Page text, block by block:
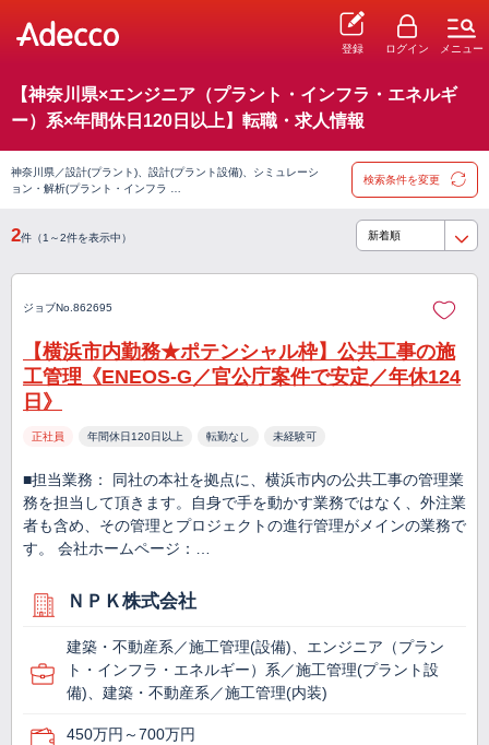
登録 ログイン メニュー
【神奈川県×エンジニア（プラント・インフラ・エネルギ
ー）系×年間休日120日以上】転職・求人情報
神奈川県／設計(プラント)、設計(プラント設備)、シミュレーシ
ョン・解析(プラント・インフラ …
検索条件を変更
2件（1～2件を表示中）
ジョブNo.862695
【横浜市内勤務★ポテンシャル枠】公共工事の施
工管理《ENEOS-G／官公庁案件で安定／年休124
日》
正社員 年間休日120日以上 転勤なし 未経験可
■担当業務： 同社の本社を拠点に、横浜市内の公共工事の管理業
務を担当して頂きます。自身で手を動かす業務ではなく、外注業
者も含め、その管理とプロジェクトの進行管理がメインの業務で
す。 会社ホームページ：…
ＮＰＫ株式会社
建築・不動産系／施工管理(設備)、エンジニア（プラン
ト・インフラ・エネルギー）系／施工管理(プラント設
備)、建築・不動産系／施工管理(内装)
450万円～700万円